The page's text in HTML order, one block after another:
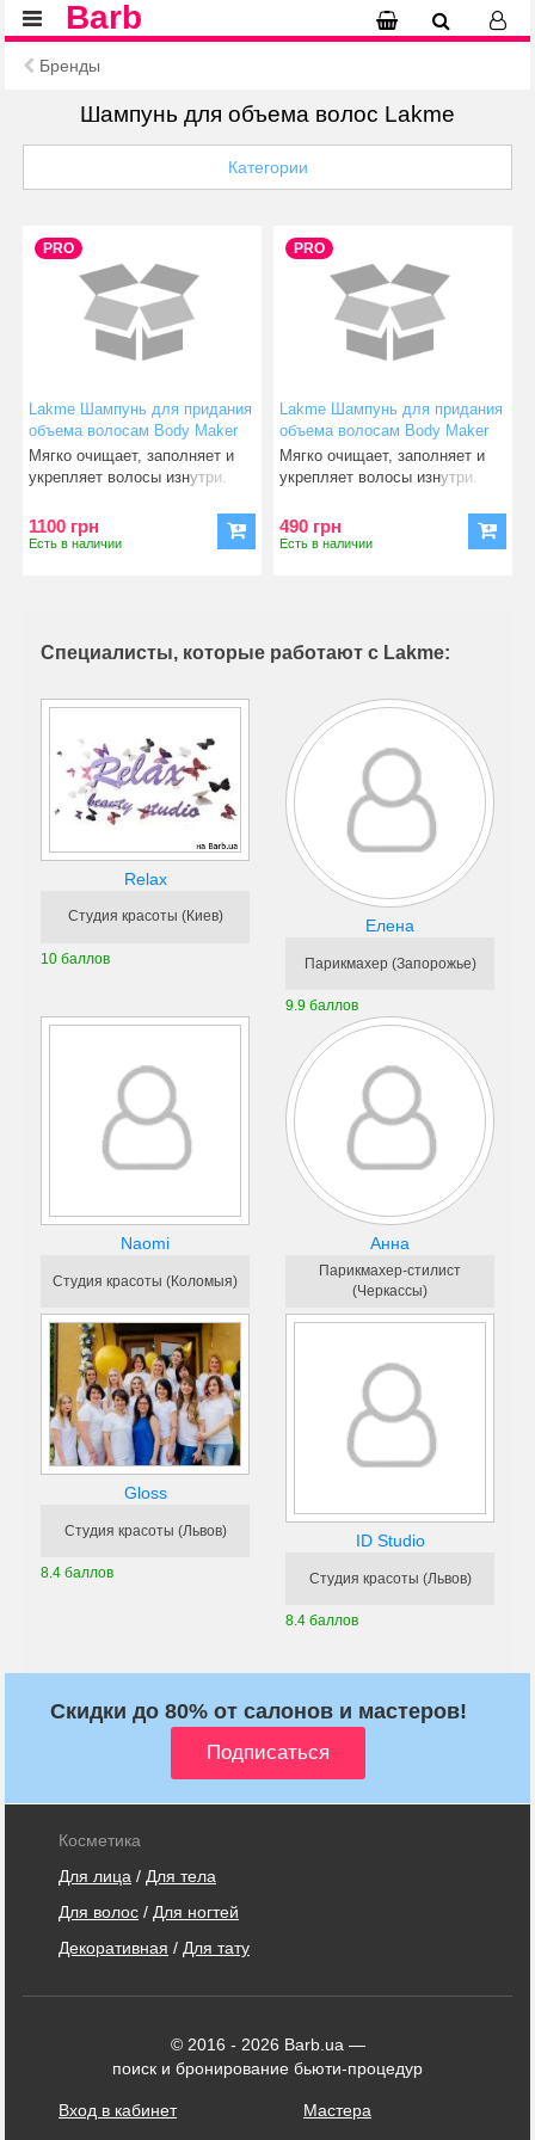
Barb
Бренды
Шампунь для объема волос Lakme
Категории
PRO
Lakme Шампунь для придания
объема волосам Body Maker
Shampoo, 1000 мл
Мягко очищает, заполняет и
укрепляет волосы изнутри.
1100 грн
Есть в наличии
PRO
Lakme Шампунь для придания
объема волосам Body Maker
Shampoo, 300 мл
Мягко очищает, заполняет и
укрепляет волосы изнутри.
490 грн
Есть в наличии
Специалисты, которые работают с Lakme:
Relax
Студия красоты (Киев)
10 баллов
Елена
Парикмахер (Запорожье)
9.9 баллов
Naomi
Студия красоты (Коломыя)
Анна
Парикмахер-стилист
(Черкассы)
Gloss
Студия красоты (Львов)
8.4 баллов
ID Studio
Студия красоты (Львов)
8.4 баллов
Скидки до 80% от салонов и мастеров!
Косметика
Для лица / Для тела
Для волос / Для ногтей
Декоративная / Для тату
© 2016 - 2026 Barb.ua —
поиск и бронирование бьюти-процедур
Вход в кабинет
Мастера